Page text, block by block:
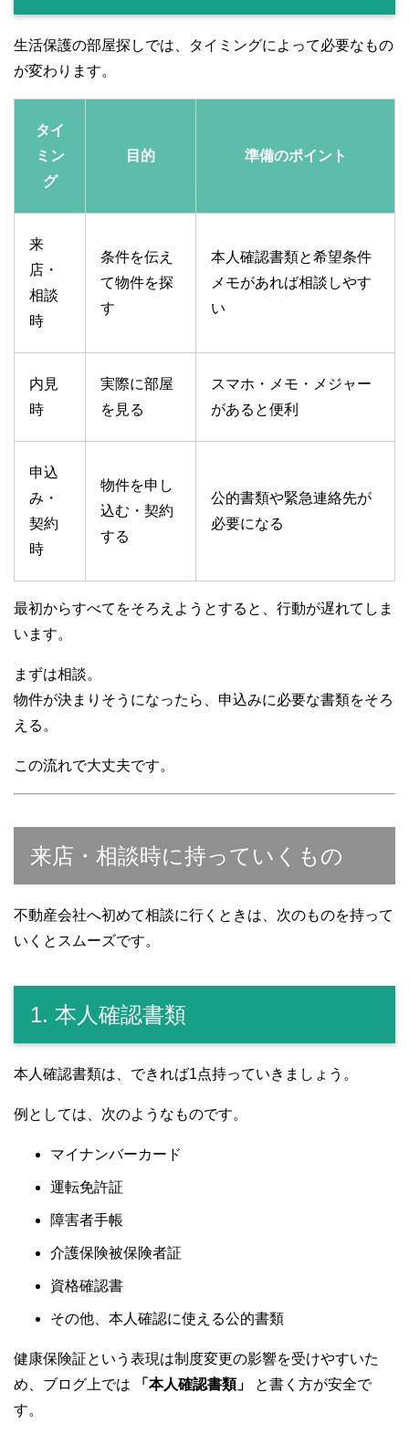
生活保護の部屋探しでは、タイミングによって必要なもの
が変わります。
タイ
ミン
グ
目的 準備のポイント
来
店・
相談
時
条件を伝え
て物件を探
す
本人確認書類と希望条件
メモがあれば相談しやす
い
内見
時
実際に部屋
を見る
スマホ・メモ・メジャー
があると便利
申込
み・
契約
時
物件を申し
込む・契約
する
公的書類や緊急連絡先が
必要になる
最初からすべてをそろえようとすると、行動が遅れてしま
います。
まずは相談。
物件が決まりそうになったら、申込みに必要な書類をそろ
える。
この流れで大丈夫です。
来店・相談時に持っていくもの
不動産会社へ初めて相談に行くときは、次のものを持って
いくとスムーズです。
1. 本人確認書類
本人確認書類は、できれば1点持っていきましょう。
例としては、次のようなものです。
マイナンバーカード
運転免許証
障害者手帳
介護保険被保険者証
資格確認書
その他、本人確認に使える公的書類
健康保険証という表現は制度変更の影響を受けやすいた
め、ブログ上では
「本人確認書類」
と書く方が安全で
す。